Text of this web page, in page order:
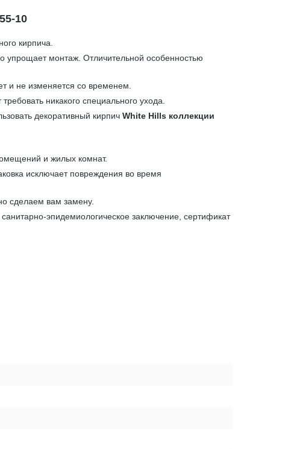
10
кирпича.
упрощает монтаж. Отличительной особенностью
и не изменяется со временем.
никакого специального ухода.
декоративный кирпич White Hills коллекции
и жилых комнат.
исключает повреждения во время
сделаем вам замену.
эпидемиологическое заключение, сертификат